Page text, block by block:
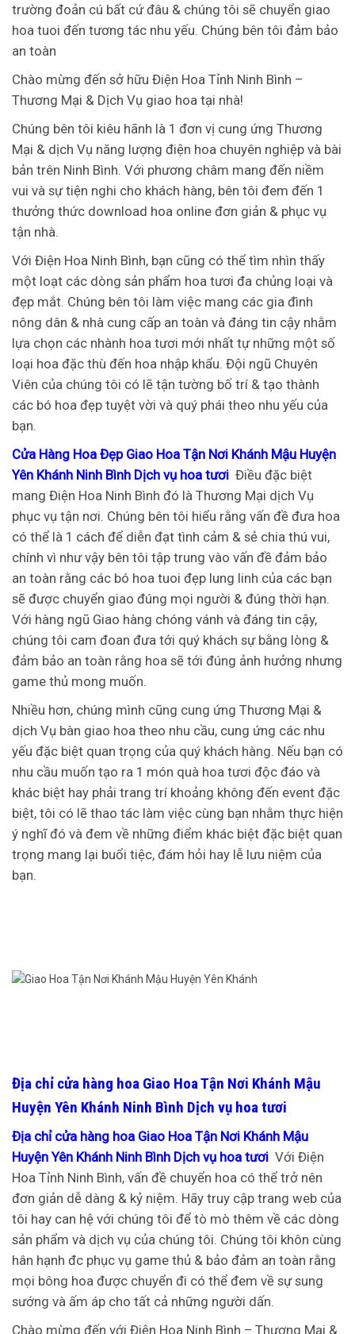
trường đoản cú bất cứ đâu & chúng tôi sẽ chuyển giao
hoa tuoi đến tương tác nhu yếu. Chúng bên tôi đảm bảo
an toàn
Chào mừng đến sở hữu Điện Hoa Tỉnh Ninh Bình –
Thương Mại & Dịch Vụ giao hoa tại nhà!
Chúng bên tôi kiêu hãnh là 1 đơn vị cung ứng Thương
Mại & dịch Vụ năng lượng điện hoa chuyên nghiệp và bài
bản trên Ninh Bình. Với phương châm mang đến niềm
vui và sự tiện nghi cho khách hàng, bên tôi đem đến 1
thưởng thức download hoa online đơn giản & phục vụ
tận nhà.
Với Điện Hoa Ninh Bình, bạn cũng có thể tìm nhìn thấy
một loạt các dòng sản phẩm hoa tươi đa chủng loại và
đẹp mắt. Chúng bên tôi làm việc mang các gia đình
nông dân & nhà cung cấp an toàn và đáng tin cậy nhằm
lựa chọn các nhành hoa tươi mới nhất tự những một số
loại hoa đặc thù đến hoa nhập khẩu. Đội ngũ Chuyên
Viên của chúng tôi có lẽ tận tường bố trí & tạo thành
các bó hoa đẹp tuyệt vời và quý phái theo nhu yếu của
bạn.
Cửa Hàng Hoa Đẹp Giao Hoa Tận Nơi Khánh Mậu Huyện
Yên Khánh Ninh Bình Dịch vụ hoa tươi Điều đặc biệt
mang Điện Hoa Ninh Bình đó là Thương Mại dịch Vụ
phục vụ tận nơi. Chúng bên tôi hiểu rằng vấn đề đưa hoa
có thể là 1 cách để diễn đạt tình cảm & sẻ chia thú vui,
chính vì như vậy bên tôi tập trung vào vấn đề đảm bảo
an toàn rằng các bó hoa tuoi đẹp lung linh của các bạn
sẽ được chuyển giao đúng mọi người & đúng thời hạn.
Với hàng ngũ Giao hàng chóng vánh và đáng tin cậy,
chúng tôi cam đoan đưa tới quý khách sự bằng lòng &
đảm bảo an toàn rằng hoa sẽ tới đúng ảnh hưởng nhưng
game thủ mong muốn.
Nhiều hơn, chúng mình cũng cung ứng Thương Mại &
dịch Vụ bàn giao hoa theo nhu cầu, cung ứng các nhu
yếu đặc biệt quan trọng của quý khách hàng. Nếu bạn có
nhu cầu muốn tạo ra 1 món quà hoa tươi độc đáo và
khác biệt hay phải trang trí khoảng không đến event đặc
biệt, tôi có lẽ thao tác làm việc cùng bạn nhằm thực hiện
ý nghĩ đó và đem về những điểm khác biệt đặc biệt quan
trọng mang lại buổi tiệc, đám hỏi hay lễ lưu niệm của
bạn.
Địa chỉ cửa hàng hoa Giao Hoa Tận Nơi Khánh Mậu
Huyện Yên Khánh Ninh Bình Dịch vụ hoa tươi
Địa chỉ cửa hàng hoa Giao Hoa Tận Nơi Khánh Mậu
Huyện Yên Khánh Ninh Bình Dịch vụ hoa tươi Với Điện
Hoa Tỉnh Ninh Bình, vấn đề chuyển hoa có thể trở nên
đơn giản dễ dàng & kỷ niệm. Hãy truy cập trang web của
tôi hay can hệ với chúng tôi để tò mò thêm về các dòng
sản phẩm và dịch vụ của chúng tôi. Chúng tôi khôn cùng
hân hạnh đc phục vụ game thủ & bảo đảm an toàn rằng
mọi bông hoa được chuyển đi có thể đem về sự sung
sướng và ấm áp cho tất cả những người dấn.
Chào mừng đến với Điện Hoa Ninh Bình – Thương Mại &